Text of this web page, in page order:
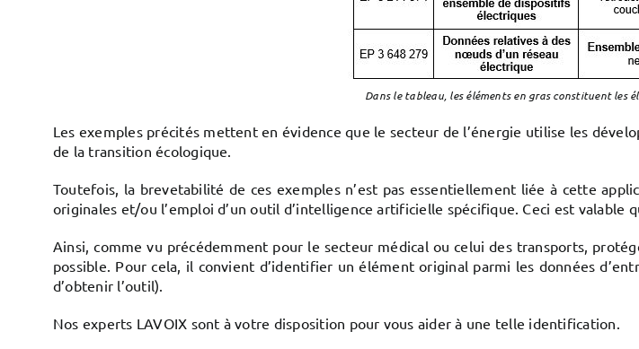
Dans le tableau, les éléments en gras constituent les
Les exemples précités mettent en évidence que le secteur de l’énergie utilise les
de la transition écologique.
Toutefois, la brevetabilité de ces exemples n’est pas essentiellement liée à cette
originales et/ou l’emploi d’un outil d’intelligence artificielle spécifique. Ceci est valable
Ainsi, comme vu précédemment pour le secteur médical ou celui des transports,
possible. Pour cela, il convient d’identifier un élément original parmi les données
d’obtenir l’outil).
Nos experts LAVOIX sont à votre disposition pour vous aider à une telle identification.